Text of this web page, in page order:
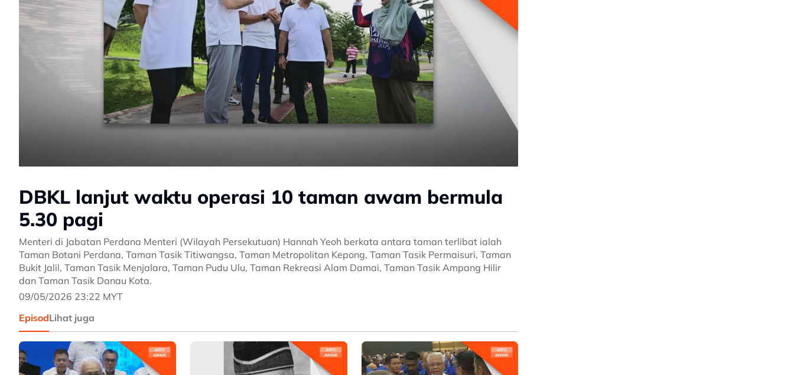
DBKL lanjut waktu operasi 10 taman awam bermula
5.30 pagi
Menteri di Jabatan Perdana Menteri (Wilayah Persekutuan) Hannah Yeoh berkata antara taman terlibat ialah
Taman Botani Perdana, Taman Tasik Titiwangsa, Taman Metropolitan Kepong, Taman Tasik Permaisuri, Taman
Bukit Jalil, Taman Tasik Menjalara, Taman Pudu Ulu, Taman Rekreasi Alam Damai, Taman Tasik Ampang Hilir
dan Taman Tasik Danau Kota.
09/05/2026 23:22 MYT
EpisodLihat juga